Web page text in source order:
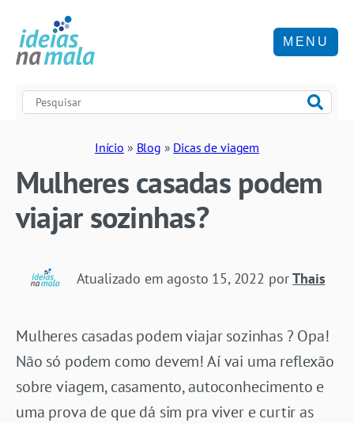
MENU
Início » Blog » Dicas de viagem
Mulheres casadas podem
viajar sozinhas?
Atualizado emagosto 15, 2022 porThais
Mulheres casadas podem viajar sozinhas ? Opa!
Não só podem como devem! Aí vai uma reflexão
sobre viagem, casamento, autoconhecimento e
uma prova de que dá sim pra viver e curtir as